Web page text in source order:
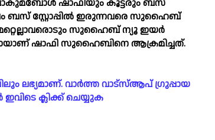
ഷാഫിയും കൂട്ടരും ബസ്
ബസ് സ്റ്റോപ്പില്‍ ഇരുന്നവരെ സുഹൈബ്
സുഹൈബ് ന്യൂ ഇയർ
ഷാഫി സുഹൈബിനെ ആക്രമിച്ചത്.
ലഭ്യമാണ്. വാർത്ത വാട്സ്ആപ് ഗ്രുപ്പായ
ക്ലിക്ക് ചെയ്യുക